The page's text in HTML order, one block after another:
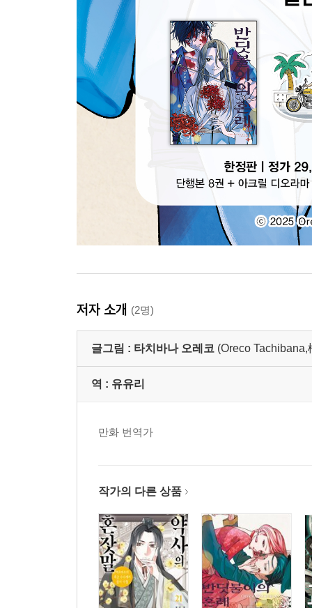
저자 소개 (2명)
글그림 : 타치바나 오레코 (Oreco Tachibana,
역 : 유유리
만화 번역가
작가의 다른 상품